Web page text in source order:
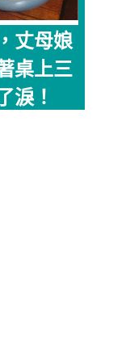
丈母娘
桌上三
淚！